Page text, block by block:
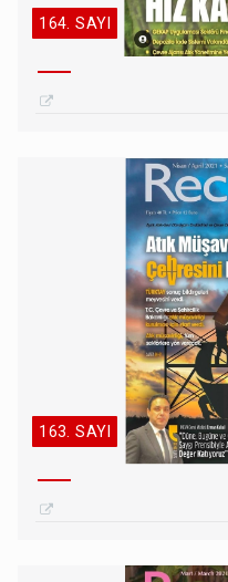
164. SAYI
163. SAYI